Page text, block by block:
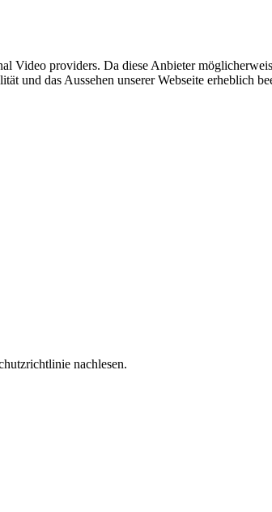
Video providers. Da diese Anbieter
und das Aussehen unserer Webseite erheblich
nachlesen.